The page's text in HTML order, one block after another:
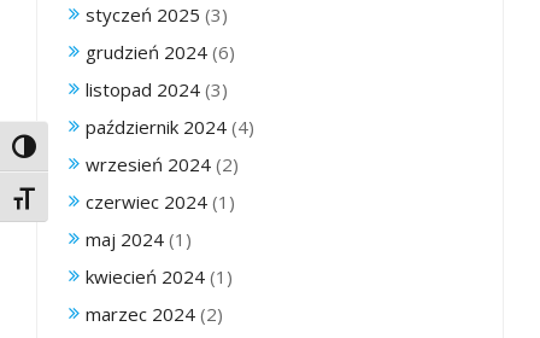
Toggle High Contrast
Toggle Font size
styczeń 2025 (3)
grudzień 2024 (6)
listopad 2024 (3)
październik 2024 (4)
wrzesień 2024 (2)
czerwiec 2024 (1)
maj 2024 (1)
kwiecień 2024 (1)
marzec 2024 (2)